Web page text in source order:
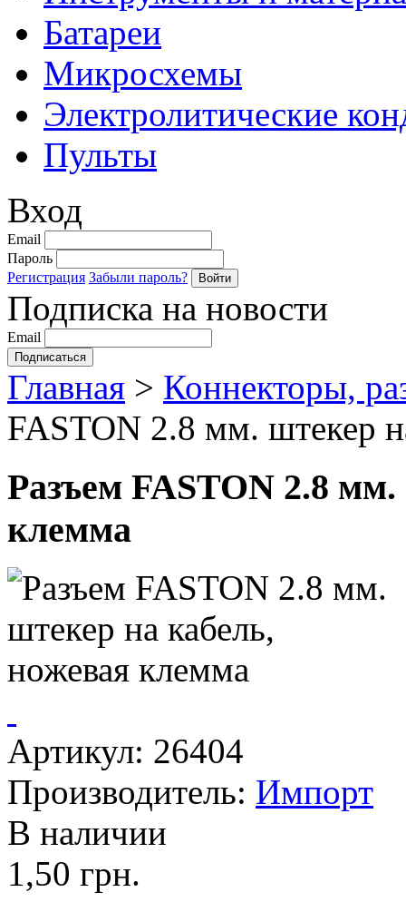
Батареи
Микросхемы
Электролитические
Пульты
Вход
Email
Пароль
Регистрация Забыли пароль?
Подписка на новости
Email
Главная > Коннекторы,
FASTON 2.8 мм. штекер
Разъем FASTON 2.8
клемма
Артикул: 26404
Производитель: Импорт
В наличии
1,50 грн.